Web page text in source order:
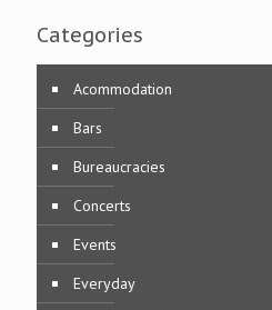
Categories
Acommodation
Bars
Bureaucracies
Concerts
Events
Everyday